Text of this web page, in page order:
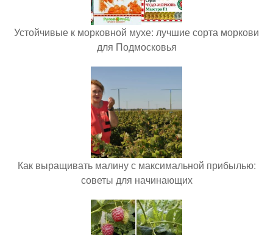
Устойчивые к морковной мухе: лучшие сорта моркови
для Подмосковья
Как выращивать малину с максимальной прибылью:
советы для начинающих